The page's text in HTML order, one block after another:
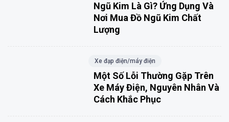
Ngũ Kim Là Gì? Ứng Dụng Và
Nơi Mua Đồ Ngũ Kim Chất
Lượng
Xe đạp điện/máy điện
Một Số Lỗi Thường Gặp Trên
Xe Máy Điện, Nguyên Nhân Và
Cách Khắc Phục